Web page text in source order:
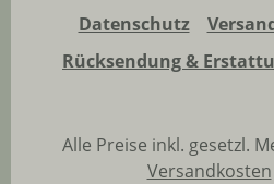
Datenschutz
Rücksendung &
Alle Preise inkl. gesetzl.
Versandkosten